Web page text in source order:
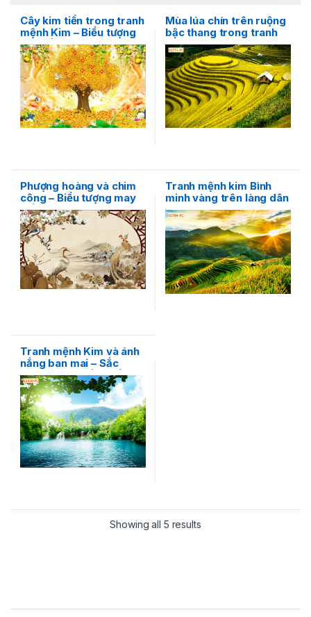
Cây kim tiền trong tranh
mệnh Kim – Biểu tượng
của tiền tài và danh
vọng
Mùa lúa chín trên ruộng
bậc thang trong tranh
mệnh Kim
Phượng hoàng và chim
công – Biểu tượng may
mắn và danh vọng trong
tranh mệnh Kim
Tranh mệnh kim Bình
minh vàng trên làng dân
tộc
Tranh mệnh Kim và ánh
nắng ban mai – Sắc
vàng rực rỡ đầy cuốn
hút
Showing all 5 results